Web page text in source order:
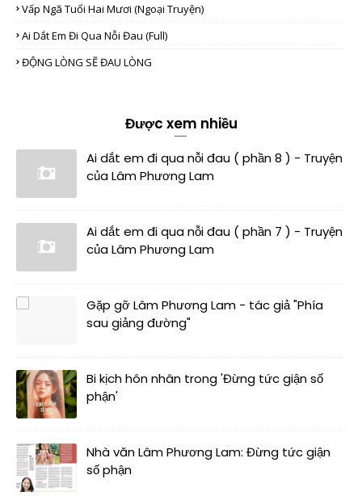
Vấp Ngã Tuổi Hai Mươi (Ngoại Truyện)
Ai Dắt Em Đi Qua Nỗi Đau (full)
ĐỘNG LÒNG SẼ ĐAU LÒNG
Được xem nhiều
Ai dắt em đi qua nỗi đau ( phần 8 ) - Truyện
của Lâm Phương Lam
Ai dắt em đi qua nỗi đau ( phần 7 ) - Truyện
của Lâm Phương Lam
Gặp gỡ Lâm Phương Lam - tác giả "Phía
sau giảng đường"
Bi kịch hôn nhân trong 'Đừng tức giận số
phận'
Nhà văn Lâm Phương Lam: Đừng tức giận
số phận